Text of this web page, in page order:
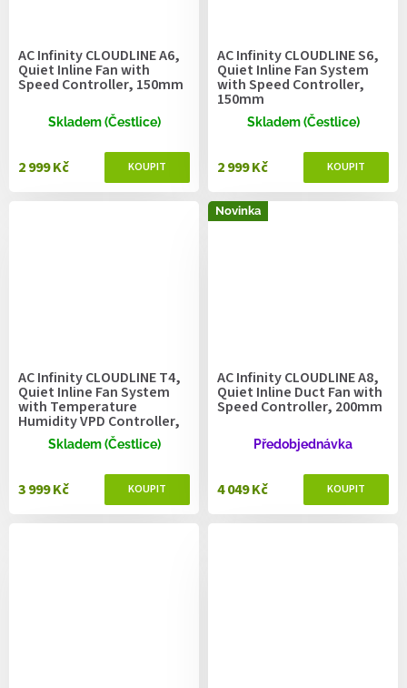
AC Infinity CLOUDLINE A6,
Quiet Inline Fan with
Speed Controller, 150mm
Skladem (Čestlice)
2 999 Kč
AC Infinity CLOUDLINE S6,
Quiet Inline Fan System
with Speed Controller,
150mm
Skladem (Čestlice)
2 999 Kč
AC Infinity CLOUDLINE T4,
Quiet Inline Fan System
with Temperature
Humidity VPD Controller,
100mmSkladem (Čestlice)
3 999 Kč
Novinka
AC Infinity CLOUDLINE A8,
Quiet Inline Duct Fan with
Speed Controller, 200mm
Předobjednávka
4 049 Kč